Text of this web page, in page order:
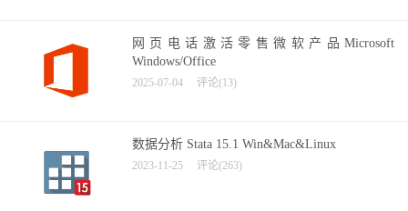
网页电话激活零售微软产品Microsoft
Windows/Office
2025-07-04 评论(13)
数据分析 Stata 15.1 Win&Mac&Linux
2023-11-25 评论(263)